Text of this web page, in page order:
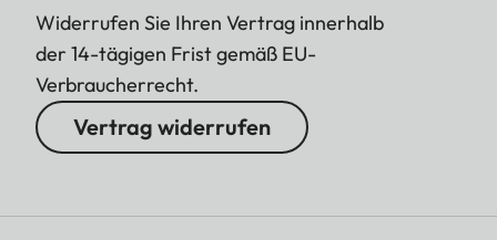
Widerrufen Sie Ihren Vertrag innerhalb
der 14-tägigen Frist gemäß EU-
Verbraucherrecht.
Vertrag widerrufen